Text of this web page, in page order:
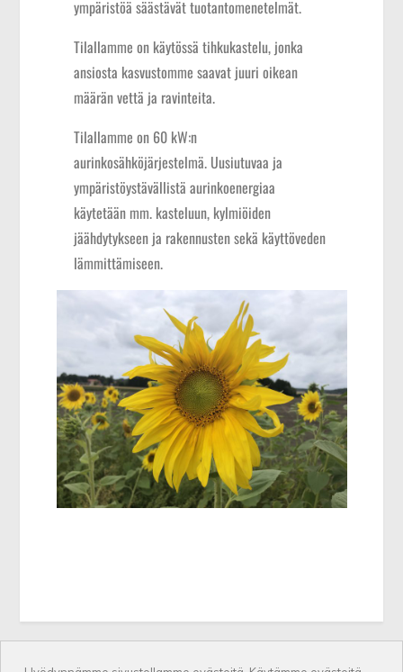
ympäristöä säästävät tuotantomenetelmät.
Tilallamme on käytössä tihkukastelu, jonka
ansiosta kasvustomme saavat juuri oikean
määrän vettä ja ravinteita.
Tilallamme on 60 kW:n
aurinkosähköjärjestelmä. Uusiutuvaa ja
ympäristöystävällistä aurinkoenergiaa
käytetään mm. kasteluun, kylmiöiden
jäähdytykseen ja rakennusten sekä käyttöveden
lämmittämiseen.